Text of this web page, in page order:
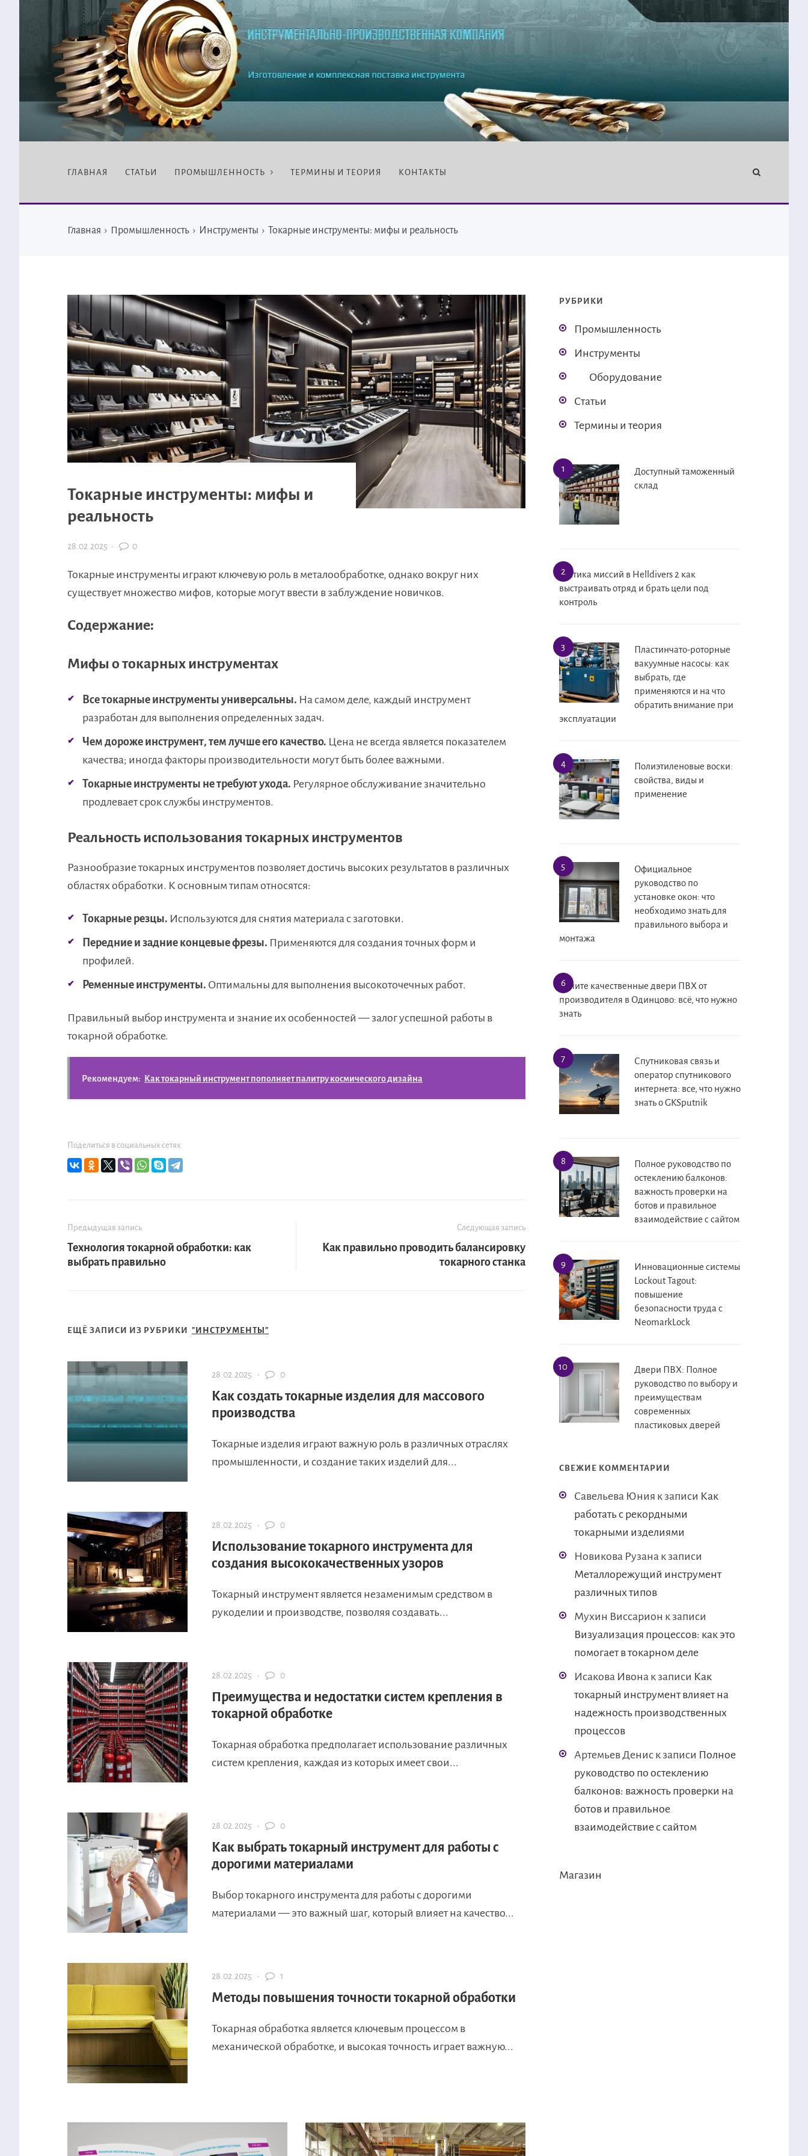
ГЛАВНАЯ СТАТЬИ ПРОМЫШЛЕННОСТЬ ТЕРМИНЫ И ТЕОРИЯ КОНТАКТЫ
Главная › Промышленность › Инструменты › Токарные инструменты: мифы и реальность
Токарные инструменты: мифы и
реальность
28.02.2025 · 0
Токарные инструменты играют ключевую роль в металообработке, однако вокруг них
существует множество мифов, которые могут ввести в заблуждение новичков.
Содержание:
Мифы о токарных инструментах
Все токарные инструменты универсальны. На самом деле, каждый инструмент
разработан для выполнения определенных задач.
Чем дороже инструмент, тем лучше его качество. Цена не всегда является показателем
качества; иногда факторы производительности могут быть более важными.
Токарные инструменты не требуют ухода. Регулярное обслуживание значительно
продлевает срок службы инструментов.
Реальность использования токарных инструментов
Разнообразие токарных инструментов позволяет достичь высоких результатов в различных
областях обработки. К основным типам относятся:
Токарные резцы. Используются для снятия материала с заготовки.
Передние и задние концевые фрезы. Применяются для создания точных форм и
профилей.
Ременные инструменты. Оптимальны для выполнения высокоточечных работ.
Правильный выбор инструмента и знание их особенностей — залог успешной работы в
токарной обработке.
Рекомендуем: Как токарный инструмент пополняет палитру космического дизайна
Поделиться в социальных сетях
Предыдущая запись
Технология токарной обработки: как
выбрать правильно
Следующая запись
Как правильно проводить балансировку
токарного станка
ЕЩЁ ЗАПИСИ ИЗ РУБРИКИ "ИНСТРУМЕНТЫ"
28.02.2025 · 0
Как создать токарные изделия для массового
производства
Токарные изделия играют важную роль в различных отраслях
промышленности, и создание таких изделий для...
28.02.2025 · 0
Использование токарного инструмента для
создания высококачественных узоров
Токарный инструмент является незаменимым средством в
рукоделии и производстве, позволяя создавать...
28.02.2025 · 0
Преимущества и недостатки систем крепления в
токарной обработке
Токарная обработка предполагает использование различных
систем крепления, каждая из которых имеет свои...
28.02.2025 · 0
Как выбрать токарный инструмент для работы с
дорогими материалами
Выбор токарного инструмента для работы с дорогими
материалами — это важный шаг, который влияет на качество...
28.02.2025 · 1
Методы повышения точности токарной обработки
Токарная обработка является ключевым процессом в
механической обработке, и высокая точность играет важную...
РУБРИКИ
Промышленность
Инструменты
Оборудование
Статьи
Термины и теория
Доступный таможенный
склад
Тактика миссий в Helldivers 2 как
выстраивать отряд и брать цели под
контроль
Пластинчато-роторные
вакуумные насосы: как
выбрать, где
применяются и на что
обратить внимание при
эксплуатации
Полиэтиленовые воски:
свойства, виды и
применение
Официальное
руководство по
установке окон: что
необходимо знать для
правильного выбора и
монтажа
Купите качественные двери ПВХ от
производителя в Одинцово: всё, что нужно
знать
Спутниковая связь и
оператор спутникового
интернета: все, что нужно
знать о GKSputnik
Полное руководство по
остеклению балконов:
важность проверки на
ботов и правильное
взаимодействие с сайтом
Инновационные системы
Lockout Tagout:
повышение
безопасности труда с
NeomarkLock
Двери ПВХ: Полное
руководство по выбору и
преимуществам
современных
пластиковых дверей
СВЕЖИЕ КОММЕНТАРИИ
Савельева Юния к записи Как
работать с рекордными
токарными изделиями
Новикова Рузана к записи
Металлорежущий инструмент
различных типов
Мухин Виссарион к записи
Визуализация процессов: как это
помогает в токарном деле
Исакова Ивона к записи Как
токарный инструмент влияет на
надежность производственных
процессов
Артемьев Дениск записи Полное
руководство по остеклению
балконов: важность проверки на
ботов и правильное
взаимодействие с сайтом
Магазин